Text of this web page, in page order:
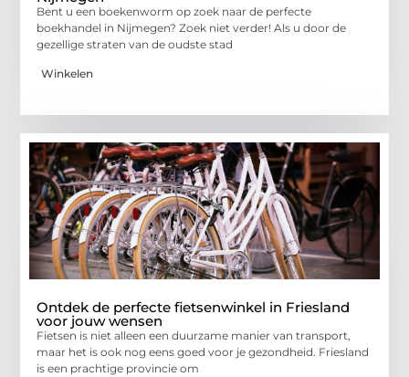
Bent u een boekenworm op zoek naar de perfecte
boekhandel in Nijmegen? Zoek niet verder! Als u door de
gezellige straten van de oudste stad
Winkelen
Ontdek de perfecte fietsenwinkel in Friesland
voor jouw wensen
Fietsen is niet alleen een duurzame manier van transport,
maar het is ook nog eens goed voor je gezondheid. Friesland
is een prachtige provincie om